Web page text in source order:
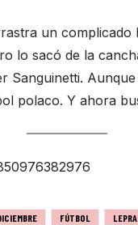
un
lo sacó de la
Sanguinetti.
polaco. Y ahora
FÚTBOL LEPRA